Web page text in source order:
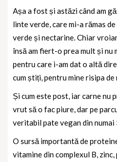
Așa a fost și astăzi când am
linte verde, care mi-a rămas
verde și nectarine. Chiar
însă am fiert-o prea mult și nu
pentru care i-am dat o altă
cum știți, pentru mine risipa de
Și cum este post, iar carne nu
vrut să o fac piure, dar pe
veritabil pate vegan din
O sursă importantă de
vitamine din complexul B,